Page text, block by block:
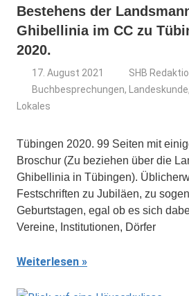
Bestehens der
Ghibellinia im CC zu
2020.
17. August 2021
SHB
Buchbesprechungen,
Lokales
Tübingen 2020. 99 Seiten mit
Broschur (Zu beziehen über die
Ghibellinia in Tübingen).
Festschriften zu Jubiläen, zu
Geburtstagen, egal ob es sich
Vereine, Institutionen, Dörfer
Weiterlesen